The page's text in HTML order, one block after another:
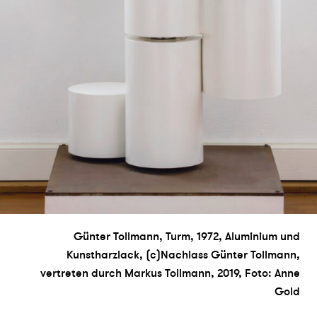
Günter Tollmann, Turm, 1972, Aluminium und
Kunstharzlack, (c)Nachlass Günter Tollmann,
vertreten durch Markus Tollmann, 2019, Foto: Anne
Gold